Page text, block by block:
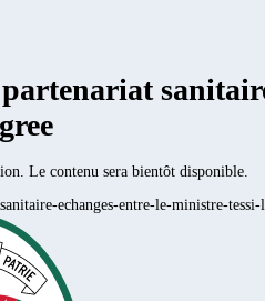
Le contenu sera bientôt disponible.
echanges-entre-le-ministre-